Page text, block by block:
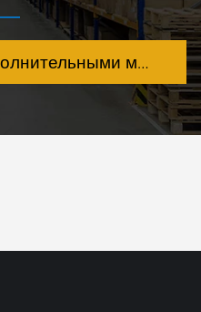
Ознакомьтесь с дополнительными моделями